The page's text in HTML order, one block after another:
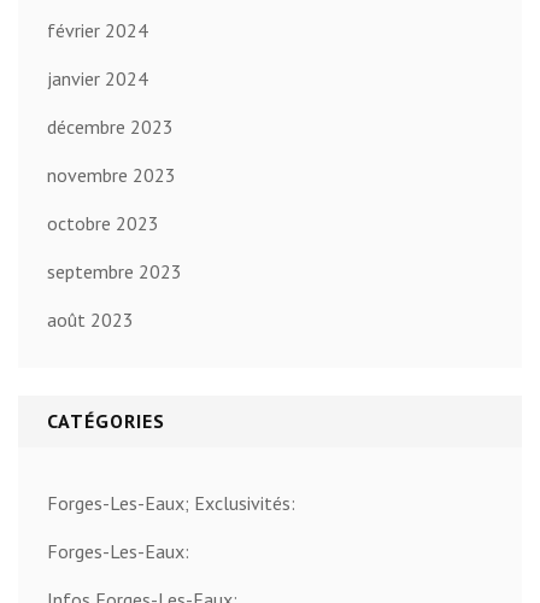
février 2024
janvier 2024
décembre 2023
novembre 2023
octobre 2023
septembre 2023
août 2023
CATÉGORIES
Forges-Les-Eaux; Exclusivités:
Forges-Les-Eaux: